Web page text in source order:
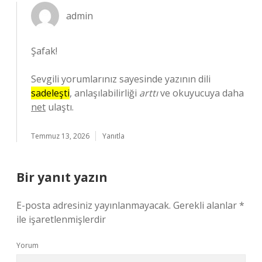
admin
Şafak!
Sevgili yorumlarınız sayesinde yazının dili
sadeleşti, anlaşılabilirliği arttıve okuyucuya daha
net ulaştı.
Temmuz 13, 2026 Yanıtla
Bir yanıt yazın
E-posta adresiniz yayınlanmayacak. Gerekli alanlar*
ile işaretlenmişlerdir
Yorum